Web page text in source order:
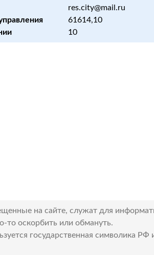
res.city@mail.ru
61614,10
10
на сайте, служат для
то оскорбить или обмануть.
государственная символика РФ